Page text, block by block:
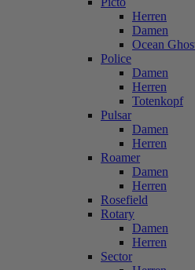
Herren
Damen
Ocean
Police
Damen
Herren
Totenkopf
Pulsar
Damen
Herren
Roamer
Damen
Herren
Rosefield
Rotary
Damen
Herren
Sector